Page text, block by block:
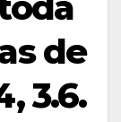
de
3.6.